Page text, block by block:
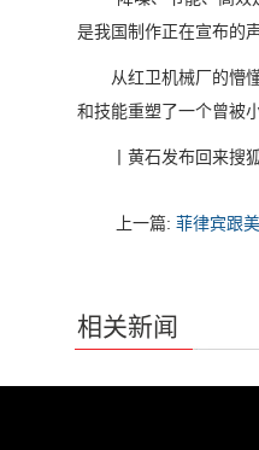
是我国制作正在宣布的
从红卫机械厂的懵懂
和技能重塑了一个曾被
丨黄石发布回来搜狐
上一篇:菲律宾跟
相关新闻